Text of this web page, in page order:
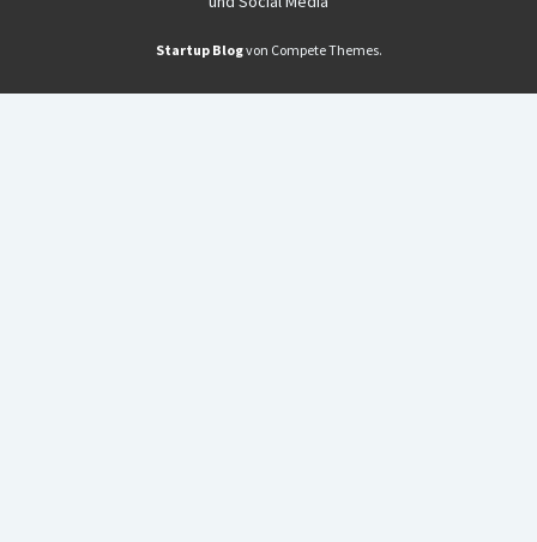
Startup Blogvon Compete Themes.